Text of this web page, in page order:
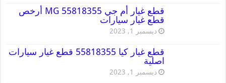
قطع غيار أم جي MG 55818355 أرخص
قطع غيار سيارات
ديسمبر 1, 2023
قطع غيار كيا 55818355 قطع غيار سيارات
اصلية
ديسمبر 1, 2023